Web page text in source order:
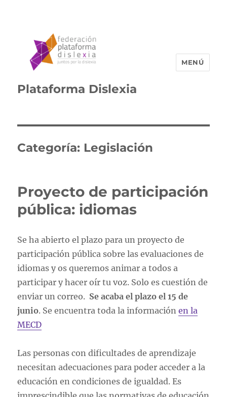
Plataforma Dislexia
MENÚ
Categoría: Legislación
Proyecto de participación
pública: idiomas
Se ha abierto el plazo para un proyecto de
participación pública sobre las evaluaciones de
idiomas y os queremos animar a todos a
participar y hacer oír tu voz. Solo es cuestión de
enviar un correo. Se acaba el plazo el 15 de
junio. Se encuentra toda la informaciónen la
MECD
Las personas con dificultades de aprendizaje
necesitan adecuaciones para poder acceder a la
educación en condiciones de igualdad. Es